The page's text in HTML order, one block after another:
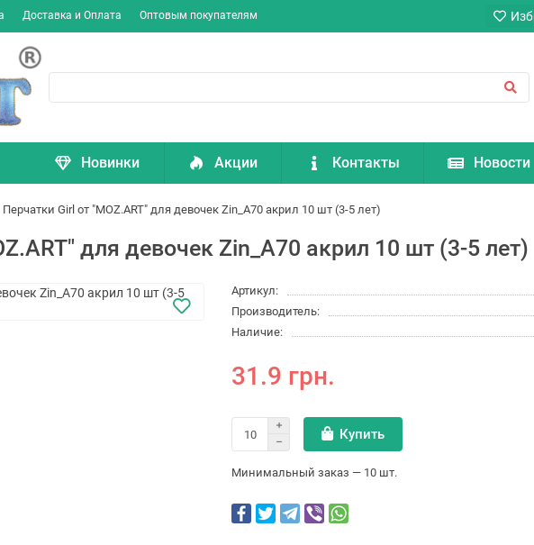
Доставка и Оплата Оптовым покупателям
Новинки Акции Контакты Новости
Перчатки Girl от "MOZ.ART" для девочек Zin_A70 акрил 10 шт (3-5 лет)
для девочек Zin_A70 акрил 10 шт (3-5 лет)
Артикул:
Производитель:
Наличие:
31.9 грн.
Купить
Минимальный заказ — 10 шт.